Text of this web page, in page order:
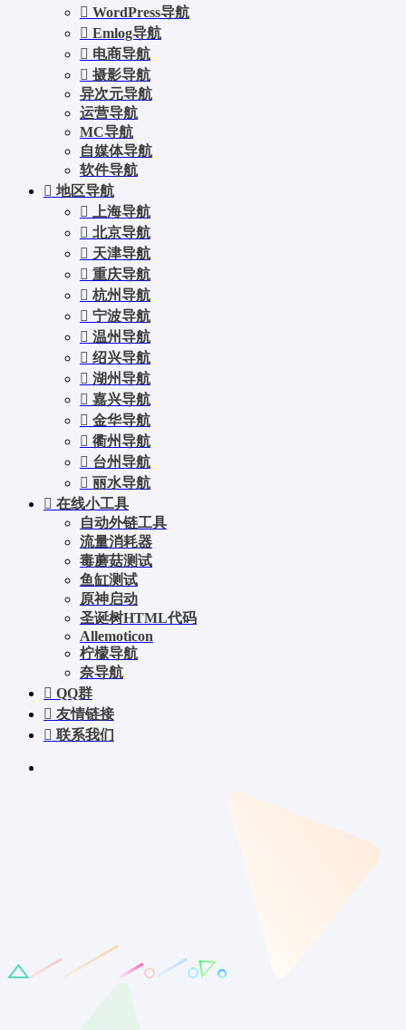
WordPress导航
Emlog导航
电商导航
摄影导航
异次元导航
运营导航
MC导航
自媒体导航
软件导航
地区导航
上海导航
北京导航
天津导航
重庆导航
杭州导航
宁波导航
温州导航
绍兴导航
湖州导航
嘉兴导航
金华导航
衢州导航
台州导航
丽水导航
在线小工具
自动外链工具
流量消耗器
毒蘑菇测试
鱼缸测试
原神启动
圣诞树HTML代码
Allemoticon
柠檬导航
奈导航
QQ群
友情链接
联系我们